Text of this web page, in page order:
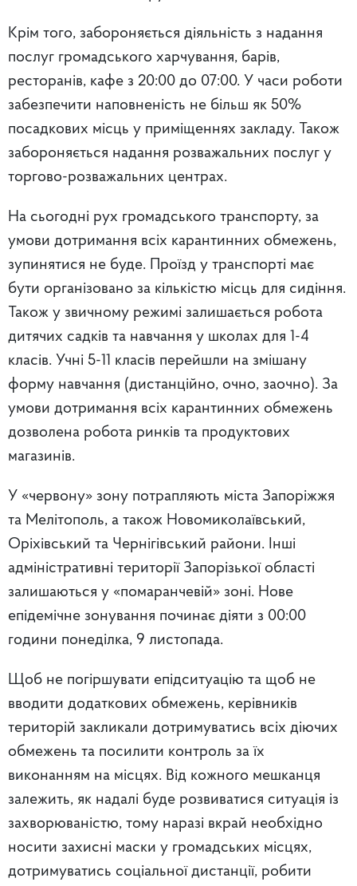
Крім того, забороняється діяльність з надання
послуг громадського харчування, барів,
ресторанів, кафе з 20:00 до 07:00. У часи роботи
забезпечити наповненість не більш як 50%
посадкових місць у приміщеннях закладу. Також
забороняється надання розважальних послуг у
торгово-розважальних центрах.
На сьогодні рух громадського транспорту, за
умови дотримання всіх карантинних обмежень,
зупинятися не буде. Проїзд у транспорті має
бути організовано за кількістю місць для сидіння.
Також у звичному режимі залишається робота
дитячих садків та навчання у школах для 1-4
класів. Учні 5-11 класів перейшли на змішану
форму навчання (дистанційно, очно, заочно). За
умови дотримання всіх карантинних обмежень
дозволена робота ринків та продуктових
магазинів.
У «червону» зону потрапляють міста Запоріжжя
та Мелітополь, а також Новомиколаївський,
Оріхівський та Чернігівський райони. Інші
адміністративні території Запорізької області
залишаються у «помаранчевій» зоні. Нове
епідемічне зонування починає діяти з 00:00
години понеділка, 9 листопада.
Щоб не погіршувати епідситуацію та щоб не
вводити додаткових обмежень, керівників
територій закликали дотримуватись всіх діючих
обмежень та посилити контроль за їх
виконанням на місцях. Від кожного мешканця
залежить, як надалі буде розвиватися ситуація із
захворюваністю, тому наразі вкрай необхідно
носити захисні маски у громадських місцях,
дотримуватись соціальної дистанції, робити